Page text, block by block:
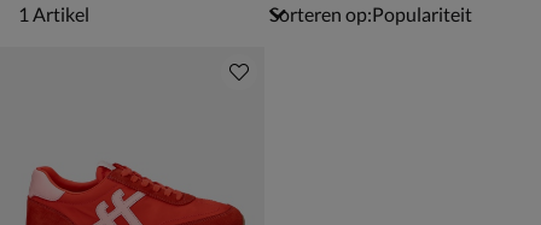
1 artikel
1 Artikel Sorteren op: